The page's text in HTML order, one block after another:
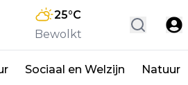
25°C
Bewolkt
Sociaal en Welzijn Natuur